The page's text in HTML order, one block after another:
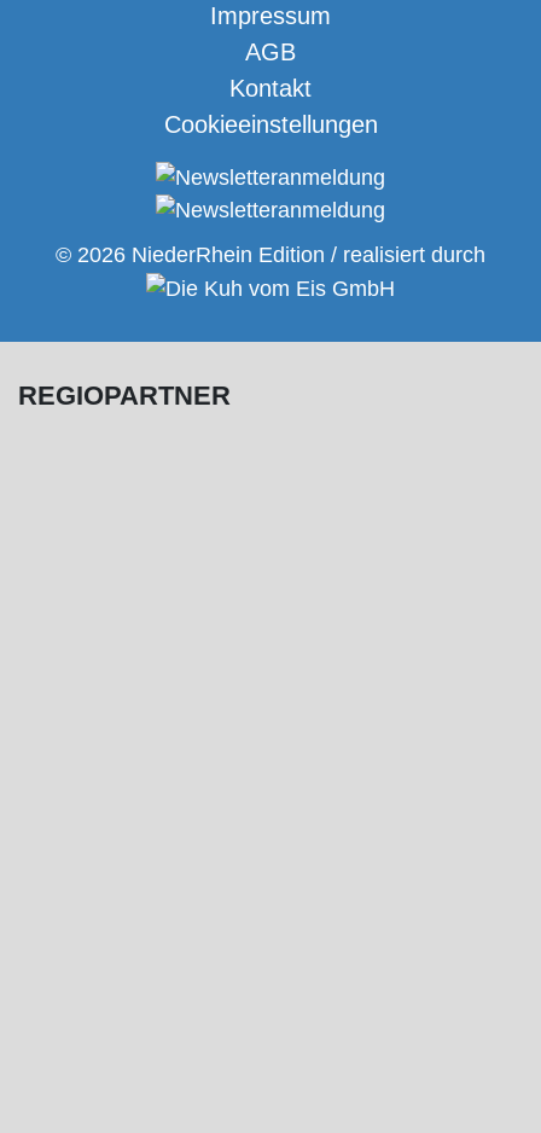
Impressum
AGB
Kontakt
Cookieeinstellungen
© 2026 NiederRhein Edition / realisiert durch
REGIOPARTNER